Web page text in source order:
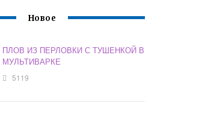
Новое
ПЛОВ ИЗ ПЕРЛОВКИ С ТУШЕНКОЙ В
МУЛЬТИВАРКЕ
5119